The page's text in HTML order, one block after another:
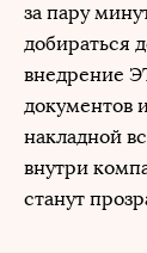
за пару
добираться
внедрение
документов
накладной
внутри
станут